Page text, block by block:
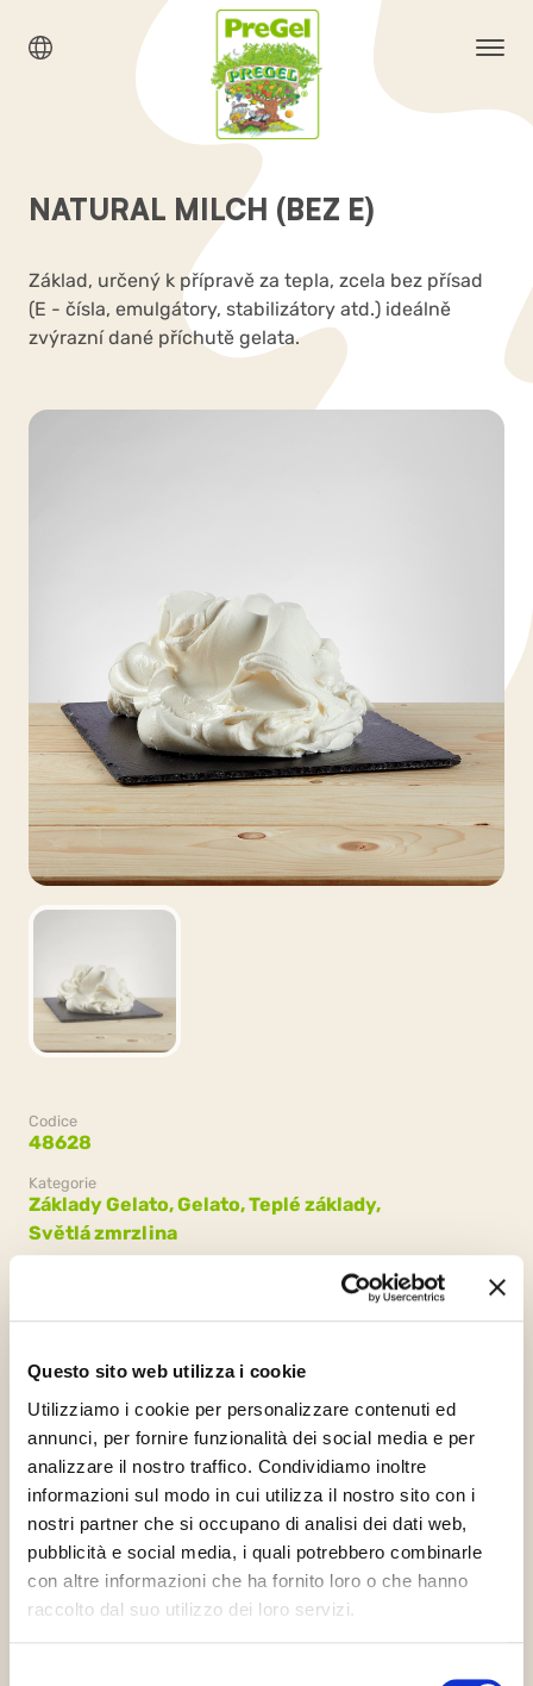
Questo sito web utilizza i cookie
Utilizziamo i cookie per personalizzare contenuti ed
annunci, per fornire funzionalità dei social media e per
analizzare il nostro traffico. Condividiamo inoltre
informazioni sul modo in cui utilizza il nostro sito con i
nostri partner che si occupano di analisi dei dati web,
pubblicità e social media, i quali potrebbero combinarle
con altre informazioni che ha fornito loro o che hanno
raccolto dal suo utilizzo dei loro servizi.
NATURAL MILCH (BEZ E)
Základ, určený k přípravě za tepla, zcela bez přísad
(E - čísla, emulgátory, stabilizátory atd.) ideálně
zvýrazní dané příchutě gelata.
Codice
48628
Kategorie
Základy Gelato,Gelato,Teplé základy,
Světlá zmrzlina
8 sáčků x 2 kg